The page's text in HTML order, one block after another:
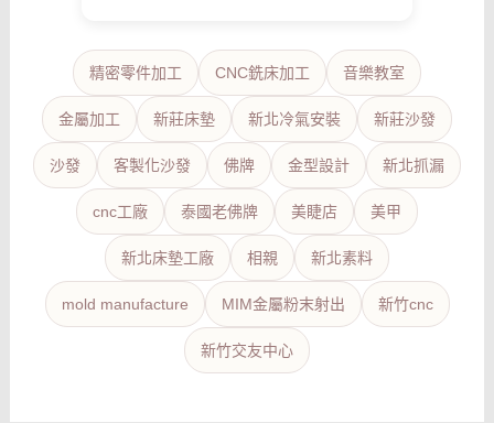
精密零件加工 CNC銑床加工 音樂教室
金屬加工 新莊床墊 新北冷氣安裝 新莊沙發
沙發 客製化沙發 佛牌 金型設計 新北抓漏
cnc工廠 泰國老佛牌 美睫店 美甲
新北床墊工廠 相親 新北素料
mold manufacture MIM金屬粉末射出 新竹cnc
新竹交友中心